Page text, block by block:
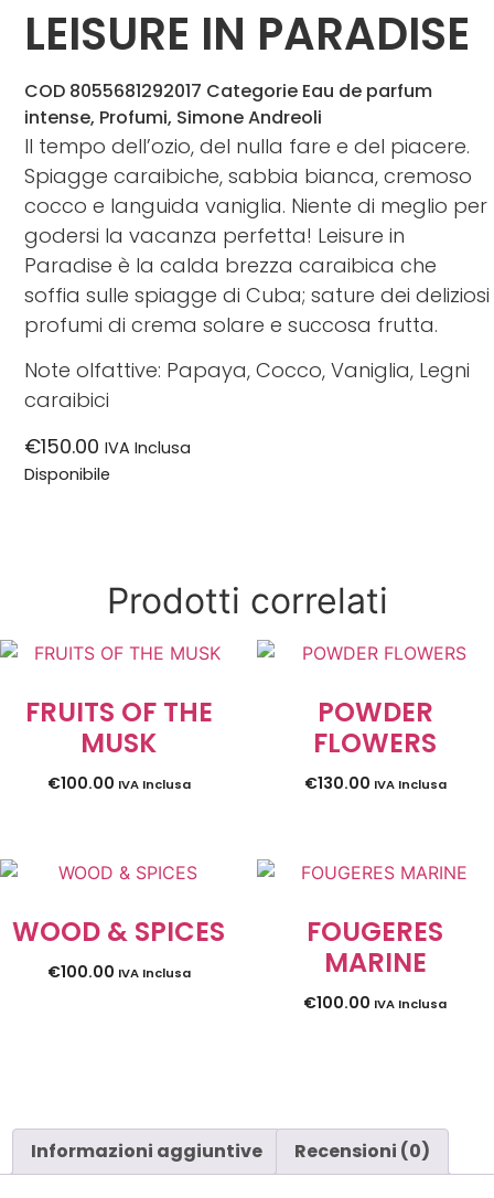
LEISURE IN PARADISE
COD 8055681292017 Categorie Eau de parfum
intense, Profumi, Simone Andreoli
Il tempo dell’ozio, del nulla fare e del piacere.
Spiagge caraibiche, sabbia bianca, cremoso
cocco e languida vaniglia. Niente di meglio per
godersi la vacanza perfetta! Leisure in
Paradise è la calda brezza caraibica che
soffia sulle spiagge di Cuba; sature dei deliziosi
profumi di crema solare e succosa frutta.
Note olfattive: Papaya, Cocco, Vaniglia, Legni
caraibici
€150.00 IVA Inclusa
Disponibile
Prodotti correlati
FRUITS OF THE
MUSK
€100.00 IVA Inclusa
POWDER
FLOWERS
€130.00 IVA Inclusa
WOOD & SPICES
€100.00 IVA Inclusa
FOUGERES
MARINE
€100.00 IVA Inclusa
Informazioni aggiuntive Recensioni (0)